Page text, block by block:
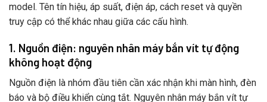
model. Tên tín hiệu, áp suất, điện áp, cách reset và quyền
truy cập có thể khác nhau giữa các cấu hình.
1. Nguồn điện: nguyên nhân máy bắn vít tự động
không hoạt động
Nguồn điện là nhóm đầu tiên cần xác nhận khi màn hình, đèn
báo và bộ điều khiển cùng tắt. Nguyên nhân máy bắn vít tự